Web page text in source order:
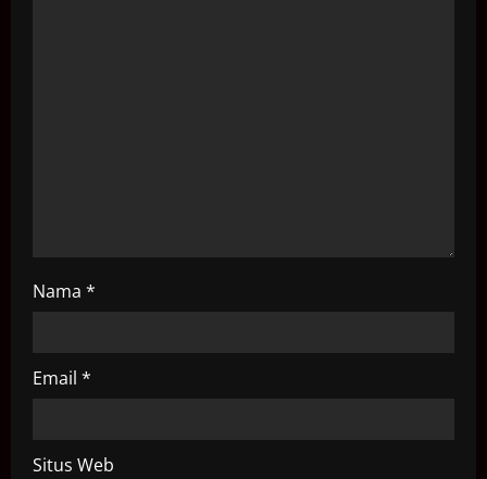
Nama *
Email *
Situs Web